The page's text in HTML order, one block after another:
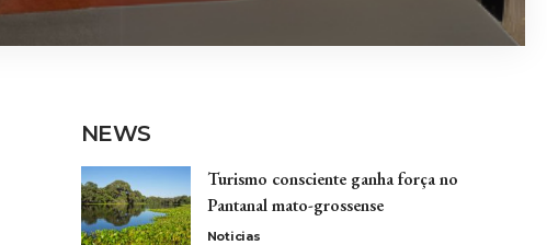
NEWS
Turismo consciente ganha força no
Pantanal mato-grossense
Noticias